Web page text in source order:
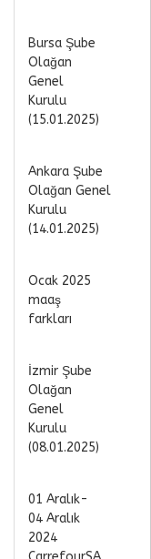
Bursa Şube
Olağan
Genel
Kurulu
(15.01.2025)
Ankara Şube
Olağan Genel
Kurulu
(14.01.2025)
Ocak 2025
maaş
farkları
İzmir Şube
Olağan
Genel
Kurulu
(08.01.2025)
01 Aralık-
04 Aralık
2024